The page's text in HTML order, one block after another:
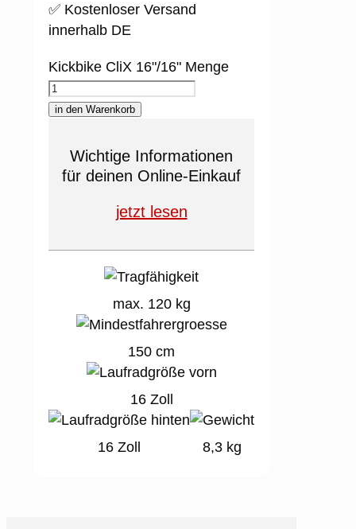
✅ Kostenloser Versand
innerhalb DE
Kickbike CliX 16"/16" Menge
in den Warenkorb
Wichtige Informationen
für deinen Online-Einkauf
jetzt lesen
max. 120 kg
150 cm
16 Zoll
16 Zoll 8,3 kg